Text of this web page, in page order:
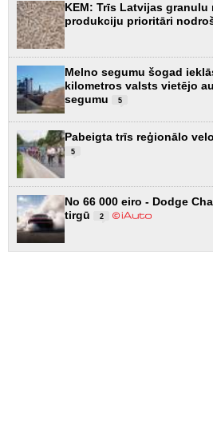
KEM: Trīs Latvijas granulu
produkciju prioritāri
Melno segumu šogad
kilometros valsts vietējo
segumu
5
Pabeigta trīs reģionālo
5
No 66 000 eiro - Dodge
tirgū
2